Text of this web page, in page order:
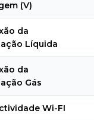
(V)
da
Líquida
da
Gás
Wi-FI